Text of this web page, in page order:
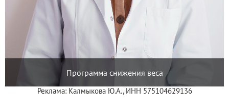
Программа снижения веса
Реклама: Калмыкова Ю.А., ИНН 575104629136